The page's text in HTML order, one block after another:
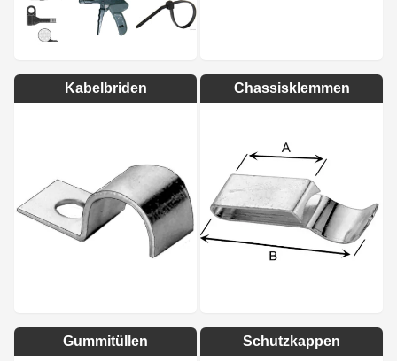
Kabelbriden Chassisklemmen
Gummitüllen Schutzkappen